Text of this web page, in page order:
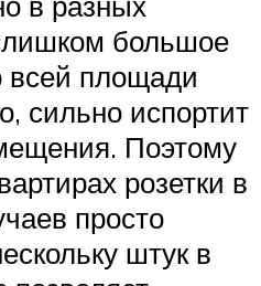
большое
всей площади
сильно испортит
Поэтому
розетки в
просто
штук в